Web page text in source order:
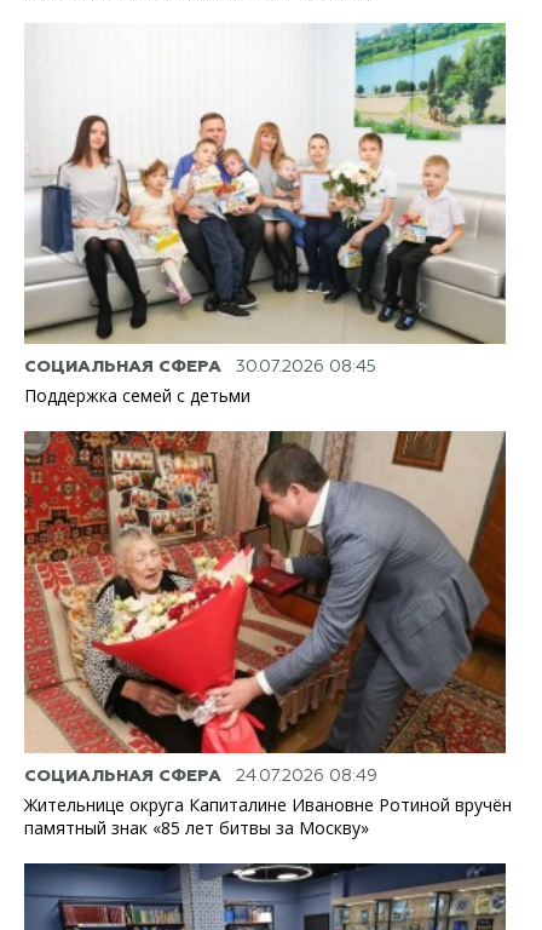
СОЦИАЛЬНАЯ СФЕРА 30.07.2026 08:45
Поддержка семей с детьми
СОЦИАЛЬНАЯ СФЕРА 24.07.2026 08:49
Жительнице округа Капиталине Ивановне Ротиной вручён
памятный знак «85 лет битвы за Москву»